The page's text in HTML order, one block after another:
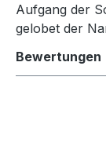
Aufgang der
gelobet der
Bewertungen